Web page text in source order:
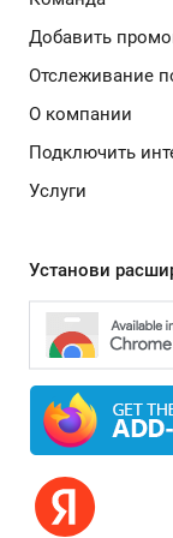
Добавить
Отслеживание
О компании
Подключить
Услуги
Установи